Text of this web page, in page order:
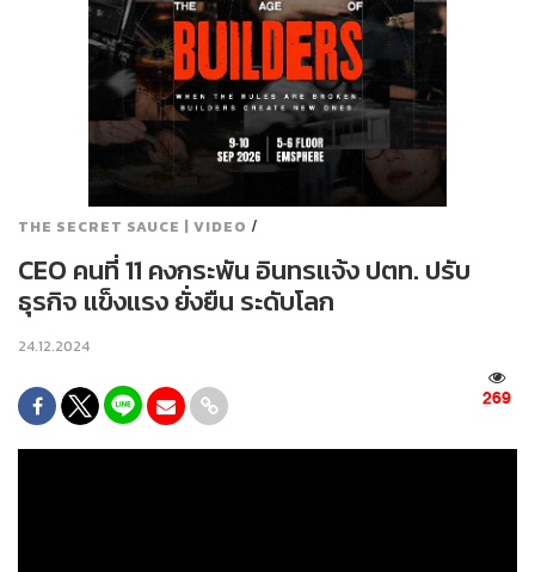
THE SECRET SAUCE | VIDEO /
CEO คนที่ 11 คงกระพัน อินทรแจ้ง ปตท. ปรับ
ธุรกิจ แข็งแรง ยั่งยืน ระดับโลก
24.12.2024
269